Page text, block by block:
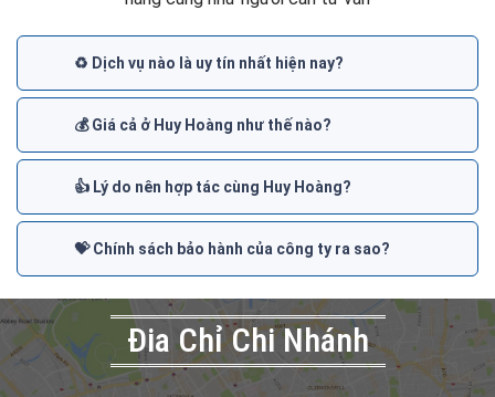
♻️ Dịch vụ nào là uy tín nhất hiện nay?
💰 Giá cả ở Huy Hoàng như thế nào?
👍 Lý do nên hợp tác cùng Huy Hoàng?
💝 Chính sách bảo hành của công ty ra sao?
Đia Chỉ Chi Nhánh